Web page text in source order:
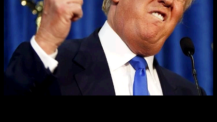
Pinterest WhatsApp